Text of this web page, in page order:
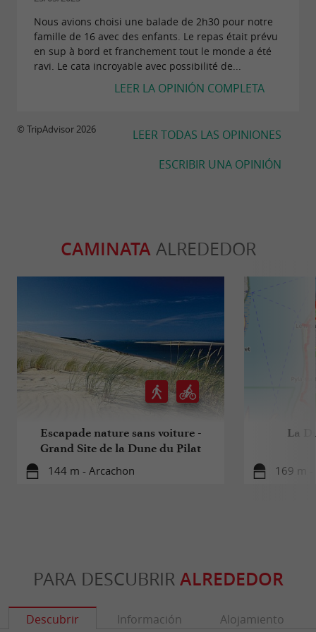
Nous avions choisi une balade de 2h30 pour notre
famille de 16 avec des enfants. Le repas était prévu
en sup à bord et franchement tout le monde a été
ravi. Le cata incroyable avec possibilité de...
LEER LA OPINIÓN COMPLETA
LEER TODAS LAS OPINIONES
ESCRIBIR UNA OPINIÓN
© TripAdvisor 2026
CAMINATAALREDEDOR
Escapade nature sans voiture -
Grand Site de la Dune du Pilat
144 m - Arcachon
La
169 m -
PARA DESCUBRIR ALREDEDOR
Descubrir Información Alojamiento